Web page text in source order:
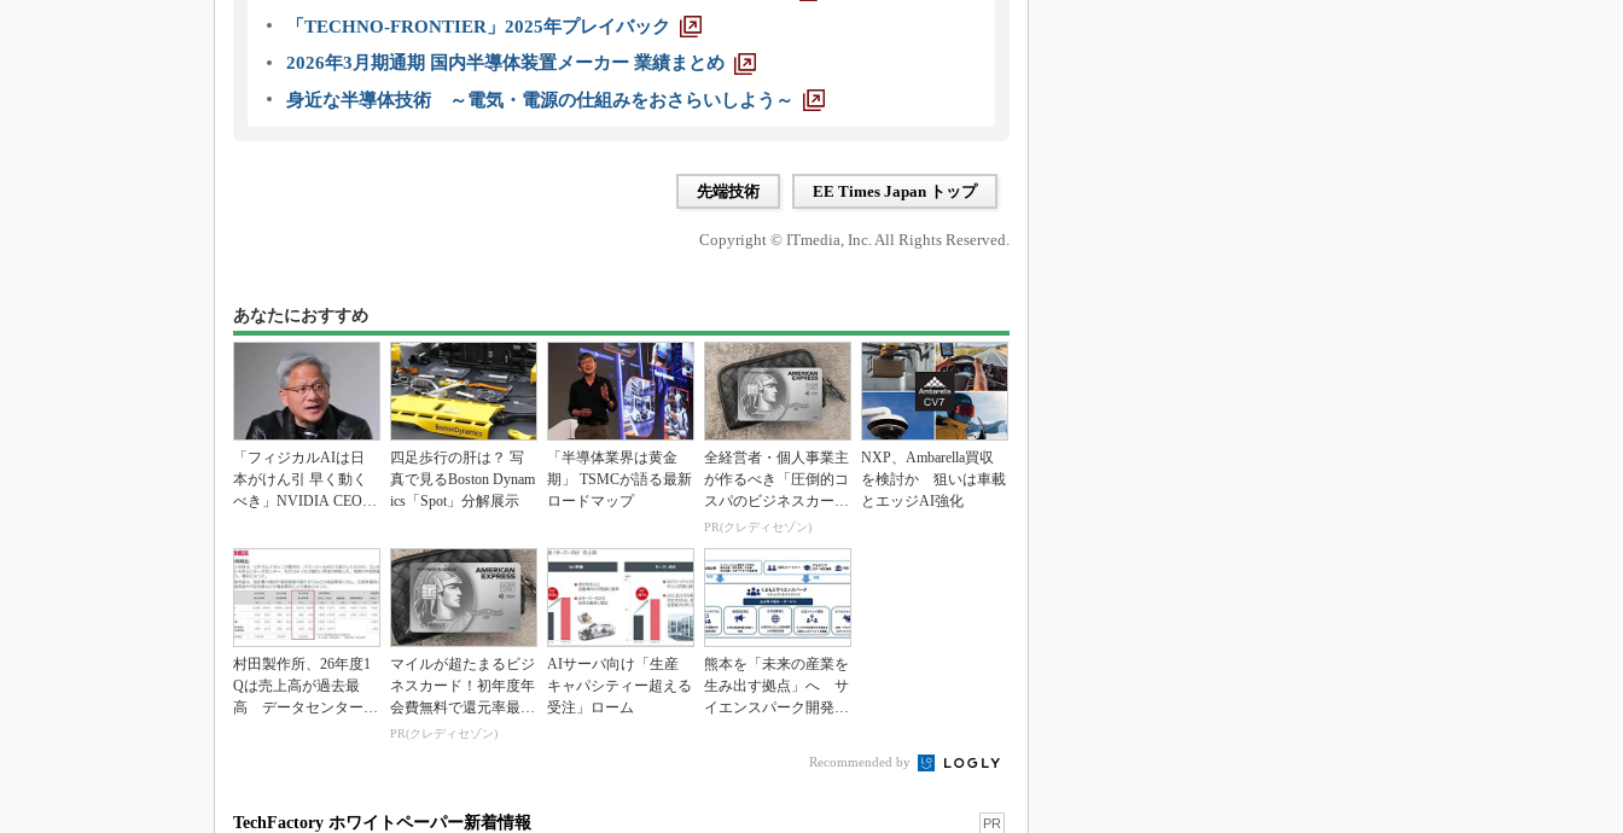
「TECHNO-FRONTIER」2025年プレイバック
2026年3月期通期 国内半導体装置メーカー 業績まとめ
身近な半導体技術 ～電気・電源の仕組みをおさらいしよう～
先端技術 EE Times Japan トップ
Copyright © ITmedia, Inc. All Rights Reserved.
あなたにおすすめ
「フィジカルAIは日
本がけん引 早く動く
べき」NVIDIA CEO提
四足歩行の肝は？ 写
真で見るBoston Dynam
ics「Spot」分解展示
「半導体業界は黄金
期」 TSMCが語る最新
ロードマップ
全経営者・個人事業主
が作るべき「圧倒的コ
スパのビジネスカー
ド」
PR(クレディセゾン)
NXP、Ambarella買収
を検討か 狙いは車載
とエッジAI強化
村田製作所、26年度1
Qは売上高が過去最
高 データセンター関
マイルが超たまるビジ
ネスカード！初年度年
会費無料で還元率最大
1.125%
PR(クレディセゾン)
AIサーバ向け「生産
キャパシティー超える
受注」ローム
熊本を「未来の産業を
生み出す拠点」へ サ
イエンスパーク開発進
Recommended by
TechFactory ホワイトペーパー新着情報 PR